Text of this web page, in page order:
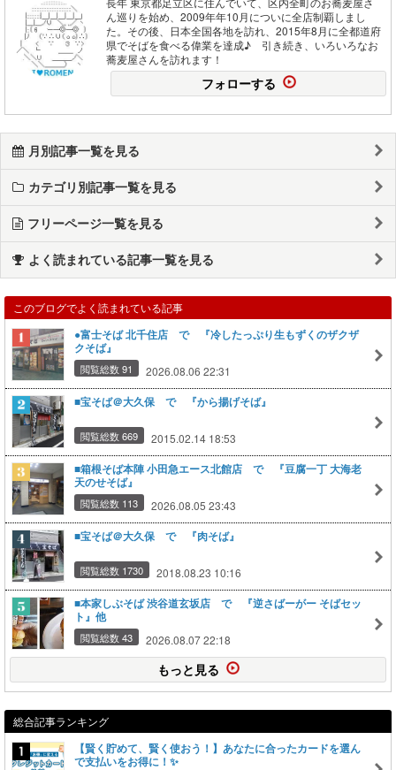
ん巡りを始め、2009年年10月についに全店制覇しまし
た。その後、日本全国各地を訪れ、2015年8月に全都道府
県でそばを食べる偉業を達成♪ 引き続き、いろいろなお
蕎麦屋さんを訪れます！
フォローする
月別記事一覧を見る
カテゴリ別記事一覧を見る
フリーページ一覧を見る
よく読まれている記事一覧を見る
このブログでよく読まれている記事
●富士そば 北千住店 で 『冷したっぷり生もずくのザクザ
クそば』
閲覧総数 91 2026.08.06 22:31
■宝そば＠大久保 で 『から揚げそば』
閲覧総数 669 2015.02.14 18:53
■箱根そば本陣 小田急エース北館店 で 『豆腐一丁 大海老
天のせそば』
閲覧総数 113 2026.08.05 23:43
■宝そば＠大久保 で 『肉そば』
閲覧総数 1730 2018.08.23 10:16
■本家しぶそば 渋谷道玄坂店 で 『逆さばーがー そばセッ
ト』他
閲覧総数 43 2026.08.07 22:18
もっと見る
総合記事ランキング
【賢く貯めて、賢く使おう！】あなたに合ったカードを選ん
で支払いをお得に！✨